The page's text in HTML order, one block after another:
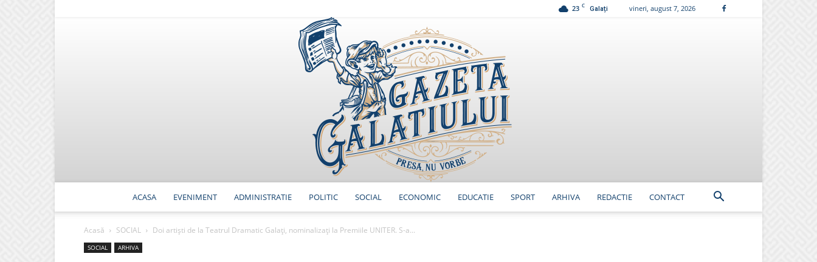
23 C Galați vineri, august 7, 2026
ACASA EVENIMENT ADMINISTRATIE POLITIC SOCIAL ECONOMIC EDUCATIE SPORT ARHIVA REDACTIE CONTACT
Acasă SOCIAL Doi artiști de la Teatrul Dramatic Galați, nominalizați la Premiile UNITER. S-a...
SOCIAL ARHIVA